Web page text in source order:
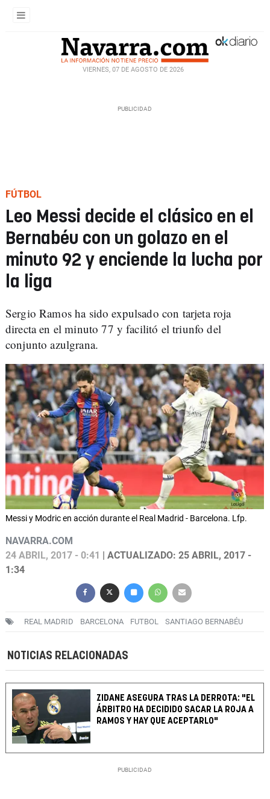
VIERNES, 07 DE AGOSTO DE 2026
FÚTBOL
Leo Messi decide el clásico en el
Bernabéu con un golazo en el
minuto 92 y enciende la lucha por
la liga
Sergio Ramos ha sido expulsado con tarjeta roja
directa en el minuto 77 y facilitó el triunfo del
conjunto azulgrana.
Messi y Modric en acción durante el Real Madrid - Barcelona. Lfp.
NAVARRA.COM
24 ABRIL, 2017 - 0:41
| ACTUALIZADO: 25 ABRIL, 2017 -
1:34
REAL MADRID BARCELONA FUTBOL SANTIAGO BERNABÉU
NOTICIAS RELACIONADAS
ZIDANE ASEGURA TRAS LA DERROTA: "EL
ÁRBITRO HA DECIDIDO SACAR LA ROJA A
RAMOS Y HAY QUE ACEPTARLO"